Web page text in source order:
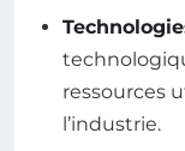
ressources
l’industrie.